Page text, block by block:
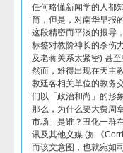
任何略懂新闻学的人都
筒，但是，对南华早报
这段精密而平淡的报导
标签对教阶神长的杀伤
及老蒋关系太紧密) 甚
然而，难得出现在天主
教廷各相关单位的教务
们以「政治和尚」的形
那么，为什么要大费周
市场」是谁？丑化一群
讯及其他义媒 (如《
而该文意图，也就宛如